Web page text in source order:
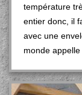
température
entier donc, il
avec une
monde